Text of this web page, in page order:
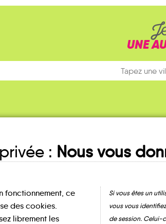
UNE
: Nous vous
fonctionnement, ce
des cookies.
librement les
Si vous êtes un
vous vous
de session. Celui-